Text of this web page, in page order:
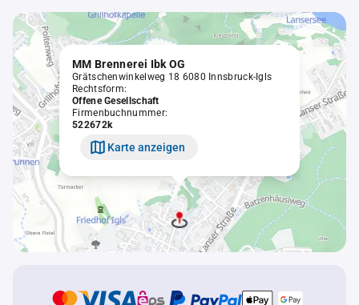
MM Brennerei Ibk OG
Grätschenwinkelweg 18 6080 Innsbruck-Igls
Rechtsform:
Offene Gesellschaft
Firmenbuchnummer:
522672k
Karte anzeigen